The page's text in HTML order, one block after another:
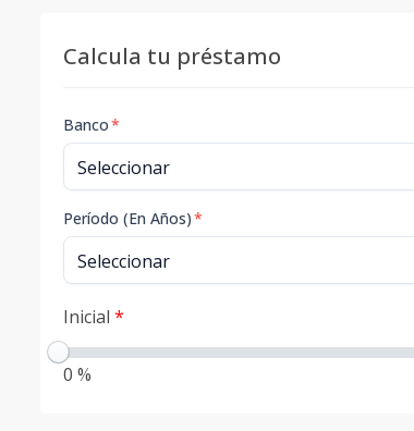
Calcula tu préstamo
Banco*
Período (En Años)*
Inicial *
0 %